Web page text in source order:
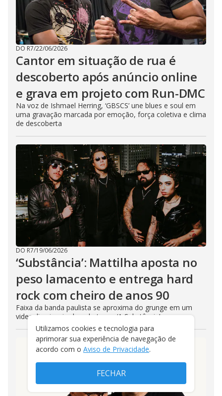
DO R7/22/06/2026
Cantor em situação de rua é
descoberto após anúncio online
e grava em projeto com Run-DMC
Na voz de Ishmael Herring, ‘GBSCS’ une blues e soul em
uma gravação marcada por emoção, força coletiva e clima
de descoberta
DO R7/19/06/2026
‘Substância’: Mattilha aposta no
peso lamacento e entrega hard
rock com cheiro de anos 90
Faixa da banda paulista se aproxima do grunge em um
videoclipe inspirado pelo terror ‘A Substância’
Utilizamos cookies e tecnologia para
aprimorar sua experiência de navegação de
acordo com o Aviso de Privacidade.
FECHAR